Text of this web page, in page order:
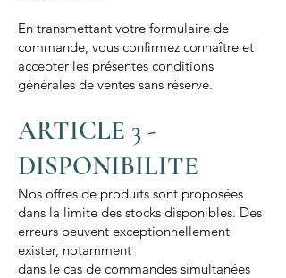
En transmettant votre formulaire de
commande, vous confirmez connaître et
accepter les présentes conditions
générales de ventes sans réserve.
ARTICLE 3 -
DISPONIBILITE
Nos offres de produits sont proposées
dans la limite des stocks disponibles. Des
erreurs peuvent exceptionnellement
exister, notamment
dans le cas de commandes simultanées